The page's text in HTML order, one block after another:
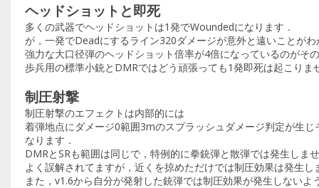
ヘッドショットと即死
多くの武器でヘッドショットは1発でWoundedになります．
が，一発でDeadにするライン320ダメージが意外と遠いことが
強力な大口径弾のヘッドショット倍率が4倍になっているのがそ
歩兵用の標準小銃とDMRではどう頑張っても1発即死は起こりま
制圧射撃
制圧射撃のエフェクトは内部的には
着弾地点にダメージ0範囲3mのスプラッシュダメージ判定が生
なります．
DMRとSRも範囲は同じで，特例的に拳銃弾と散弾では発生しま
よく誤解されてますが，近くを掠めただけでは制圧効果は発生し
また，v1.6から自分が発射した銃弾では制圧効果が発生しない